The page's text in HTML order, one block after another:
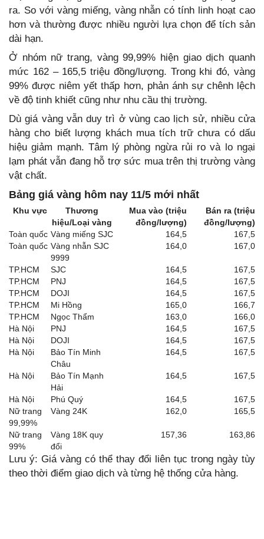
ra. So với vàng miếng, vàng nhẫn có tính linh hoạt cao
hơn và thường được nhiều người lựa chọn để tích sản
dài hạn.
Ở nhóm nữ trang, vàng 99,99% hiện giao dịch quanh
mức 162 – 165,5 triệu đồng/lượng. Trong khi đó, vàng
99% được niêm yết thấp hơn, phản ánh sự chênh lệch
về độ tinh khiết cũng như nhu cầu thị trường.
Dù giá vàng vẫn duy trì ở vùng cao lịch sử, nhiều cửa
hàng cho biết lượng khách mua tích trữ chưa có dấu
hiệu giảm mạnh. Tâm lý phòng ngừa rủi ro và lo ngại
lạm phát vẫn đang hỗ trợ sức mua trên thị trường vàng
vật chất.
Bảng giá vàng hôm nay 11/5 mới nhất
Khu vực
Thương
hiệu/Loại vàng
Mua vào (triệu
đồng/lượng)
Bán ra (triệu
đồng/lượng)
Toàn quốc Vàng miếng SJC 164,5
167,5
Toàn quốc Vàng nhẫn SJC
9999
164,0 167,0
TP.HCM SJC 164,5
167,5
TP.HCM
PNJ 164,5
167,5
TP.HCM
DOJI 164,5
167,5
TP.HCM
Mi Hồng 165,0
166,7
TP.HCM
Ngọc Thẩm 163,0
166,0
Hà Nội
PNJ 164,5
167,5
Hà Nội
DOJI 164,5
167,5
Hà Nội
Bảo Tín Minh
Châu
164,5 167,5
Hà Nội
Bảo Tín Mạnh
Hải
164,5 167,5
Hà Nội Phú Quý 164,5
167,5
Nữ trang
99,99%
Vàng 24K 162,0 165,5
Nữ trang
99%
Vàng 18K quy
đổi
157,36 163,86
Lưu ý: Giá vàng có thể thay đổi liên tục trong ngày tùy
theo thời điểm giao dịch và từng hệ thống cửa hàng.